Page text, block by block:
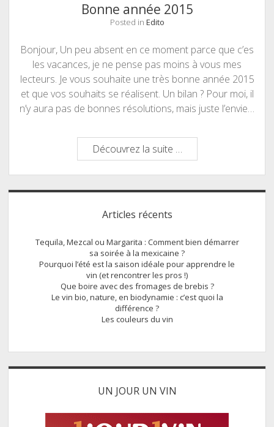
Bonne année 2015
Posted in Edito
Bonjour, Un peu absent en ce moment parce que c’es
les vacances, je ne pense pas moins à vous mes
lecteurs. Je vous souhaite une très bonne année 2015
et que vos souhaits se réalisent. Un bilan ? Pour moi, il
n’y aura pas de bonnes résolutions, mais juste l’envie…
Découvrez la suite …
année
2015
Sidebar
Articles récents
Tequila, Mezcal ou Margarita : Comment bien démarrer
sa soirée à la mexicaine ?
Pourquoi l’été est la saison idéale pour apprendre le
vin (et rencontrer les pros !)
Que boire avec des fromages de brebis ?
Le vin bio, nature, en biodynamie : c’est quoi la
différence ?
Les couleurs du vin
UN JOUR UN VIN